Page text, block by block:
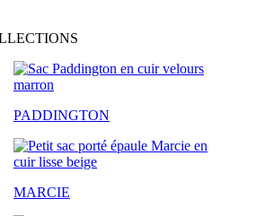
PADDINGTON
MARCIE